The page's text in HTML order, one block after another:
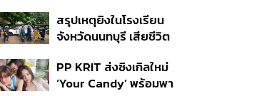
ที่ดิน เคลียร์ใบอนุญาต
โรงแรมค้าง 7 ปี
สรุปเหตุยิงในโรงเรียน
จังหวัดนนทบุรี เสียชีวิต
ปมค้นประวัติคดีกราดยิงที่
สหรัฐฯ
PP KRIT ส่งซิงเกิลใหม่
‘Your Candy’ พร้อมพา